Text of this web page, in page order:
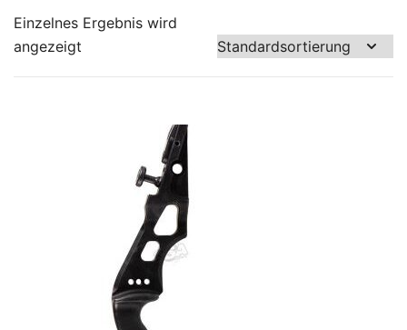
Einzelnes Ergebnis wird
angezeigt